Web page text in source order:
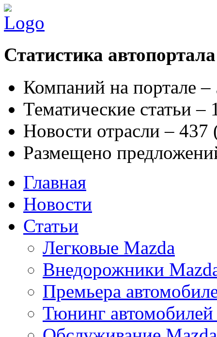
Статистика автопортала
Компаний на портале
Тематические статьи –
Новости отрасли – 437
Размещено
Главная
Новости
Статьи
Легковые Mazda
Внедорожники
Премьера
Тюнинг